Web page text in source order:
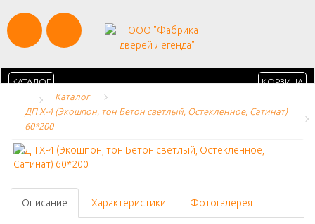
КАТАЛОГ
КОРЗИНА
Каталог
ДП Х-4 (Экошпон, тон Бетон светлый, Остекленное, Сатинат)
60*200
Описание Характеристики Фотогалерея